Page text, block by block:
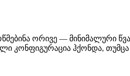
ორივე — მინიმალური
კონფიგურაცია ჰქონდა,